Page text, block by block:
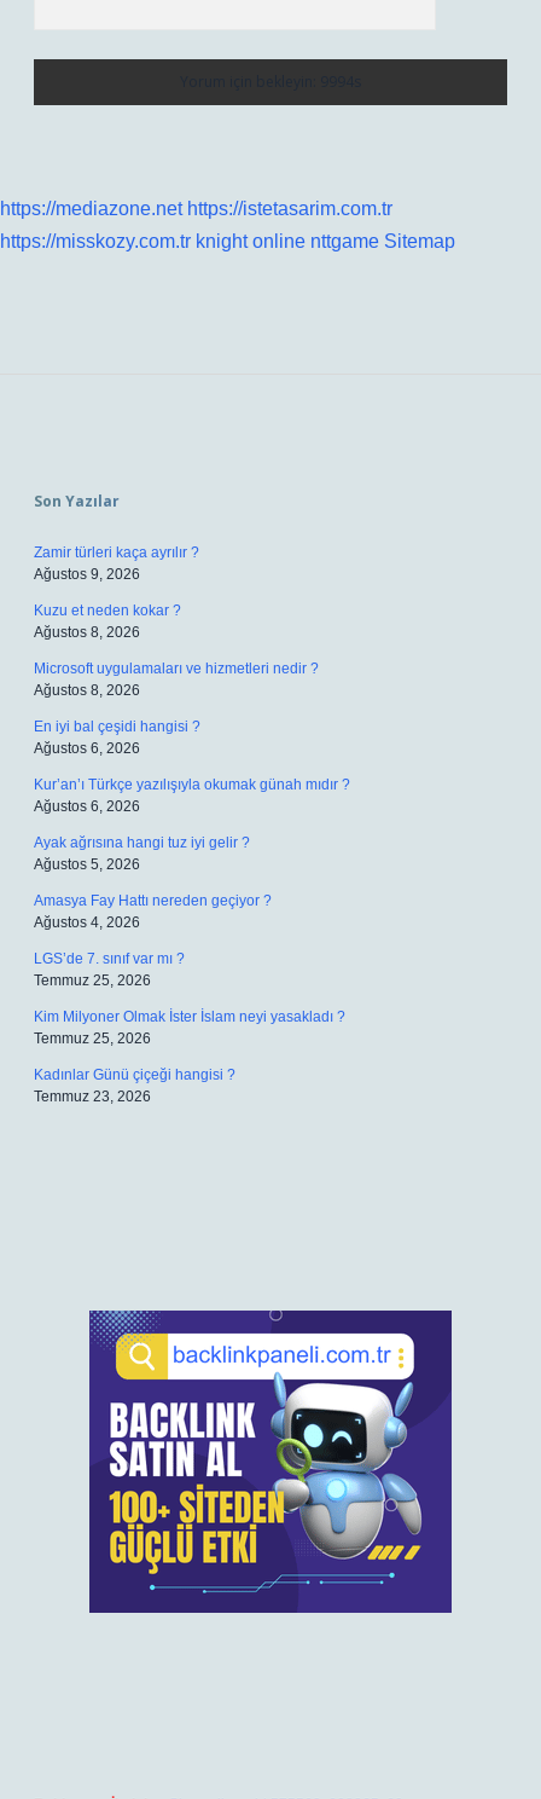
https://mediazone.net https://istetasarim.com.tr
https://misskozy.com.tr knight online nttgame Sitemap
Son Yazılar
Zamir türleri kaça ayrılır ?
Ağustos 9, 2026
Kuzu et neden kokar ?
Ağustos 8, 2026
Microsoft uygulamaları ve hizmetleri nedir ?
Ağustos 8, 2026
En iyi bal çeşidi hangisi ?
Ağustos 6, 2026
Kur’an’ı Türkçe yazılışıyla okumak günah mıdır ?
Ağustos 6, 2026
Ayak ağrısına hangi tuz iyi gelir ?
Ağustos 5, 2026
Amasya Fay Hattı nereden geçiyor ?
Ağustos 4, 2026
LGS’de 7. sınıf var mı ?
Temmuz 25, 2026
Kim Milyoner Olmak İster İslam neyi yasakladı ?
Temmuz 25, 2026
Kadınlar Günü çiçeği hangisi ?
Temmuz 23, 2026